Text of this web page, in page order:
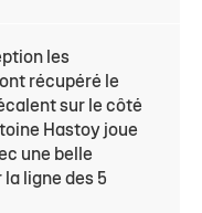
les
récupéré le
sur le côté
Hastoy joue
une belle
ligne des 5